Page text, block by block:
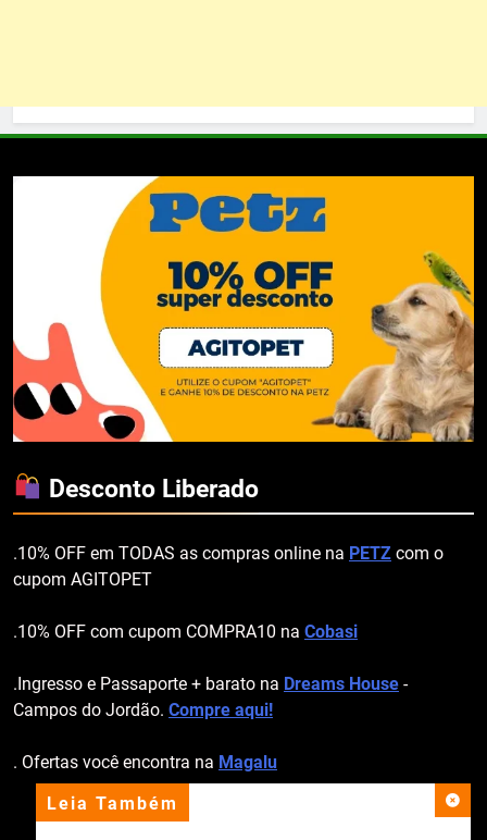
Leia Também
Desconto Liberado
.10% OFF em TODAS as compras online na PETZ com o
cupom AGITOPET
.10% OFF com cupom COMPRA10 na Cobasi
.Ingresso e Passaporte + barato na Dreams House -
Campos do Jordão. Compre aqui!
. Ofertas você encontra na Magalu
apoio institucional